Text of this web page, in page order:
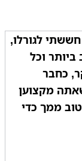
לגורלו,
ביותר וכל
כחבר
מקצוען
ממך כדי